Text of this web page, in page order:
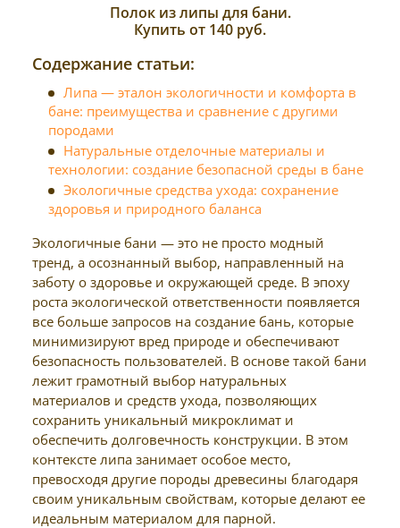
Полок из липы для бани.
Купить от 140 руб.
Содержание статьи:
Липа — эталон экологичности и комфорта в
бане: преимущества и сравнение с другими
породами
Натуральные отделочные материалы и
технологии: создание безопасной среды в бане
Экологичные средства ухода: сохранение
здоровья и природного баланса
Экологичные бани — это не просто модный
тренд, а осознанный выбор, направленный на
заботу о здоровье и окружающей среде. В эпоху
роста экологической ответственности появляется
все больше запросов на создание бань, которые
минимизируют вред природе и обеспечивают
безопасность пользователей. В основе такой бани
лежит грамотный выбор натуральных
материалов и средств ухода, позволяющих
сохранить уникальный микроклимат и
обеспечить долговечность конструкции. В этом
контексте липа занимает особое место,
превосходя другие породы древесины благодаря
своим уникальным свойствам, которые делают ее
идеальным материалом для парной.